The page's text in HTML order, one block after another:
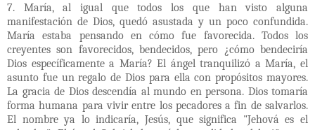
7. María, al igual que todos los que han visto alguna
manifestación de Dios, quedó asustada y un poco confundida.
María estaba pensando en cómo fue favorecida. Todos los
creyentes son favorecidos, bendecidos, pero ¿cómo bendeciría
Dios específicamente a María? El ángel tranquilizó a María, el
asunto fue un regalo de Dios para ella con propósitos mayores.
La gracia de Dios descendía al mundo en persona. Dios tomaría
forma humana para vivir entre los pecadores a fin de salvarlos.
El nombre ya lo indicaría, Jesús, que significa "Jehová es el